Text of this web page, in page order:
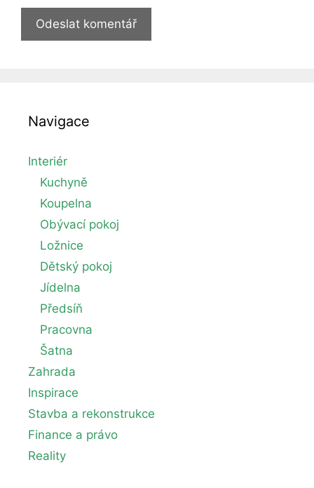
Navigace
Interiér
Kuchyně
Koupelna
Obývací pokoj
Ložnice
Dětský pokoj
Jídelna
Předsíň
Pracovna
Šatna
Zahrada
Inspirace
Stavba a rekonstrukce
Finance a právo
Reality